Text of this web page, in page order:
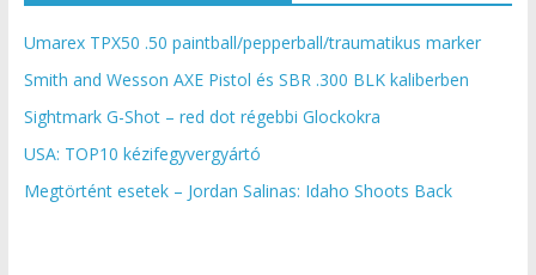
Umarex TPX50 .50 paintball/pepperball/traumatikus marker
Smith and Wesson AXE Pistol és SBR .300 BLK kaliberben
Sightmark G-Shot – red dot régebbi Glockokra
USA: TOP10 kézifegyvergyártó
Megtörtént esetek – Jordan Salinas: Idaho Shoots Back